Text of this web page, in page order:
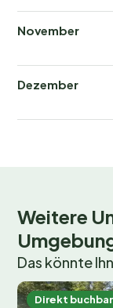
den Duft
erlebe einen
November
Dezember
Weitere
Das könnte
Direkt buchbar